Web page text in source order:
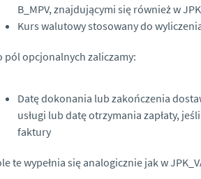
B_MPV, znajdującymi się również w
Kurs walutowy stosowany do
pól opcjonalnych zaliczamy:
Datę dokonania lub zakończenia
usługi lub datę otrzymania zapłaty,
faktury
te wypełnia się analogicznie jak w